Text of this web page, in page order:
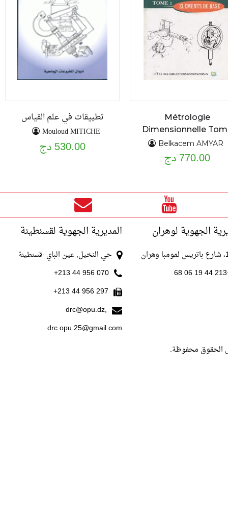
Métrologie
Dimensionnelle
1 (Elements de
Belkacem AMYAR
770.00 دج
تطبيقات في علم القياس
Mouloud MITICHE
530.00 دج
الجهوية لوهران المديرية الجهوية لقسنطينة
حي النخيل, عين الباي -قسنطينة
070 956 44 213+
297 956 44 213+
drc@opu.dz,
drc.opu.25@gmail.com
الحقوق محفوظة.